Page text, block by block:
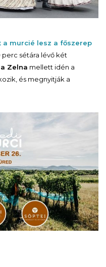
murcié lesz a főszerep
perc sétára lévő két
Zelna mellett idén a
és megnyitják a